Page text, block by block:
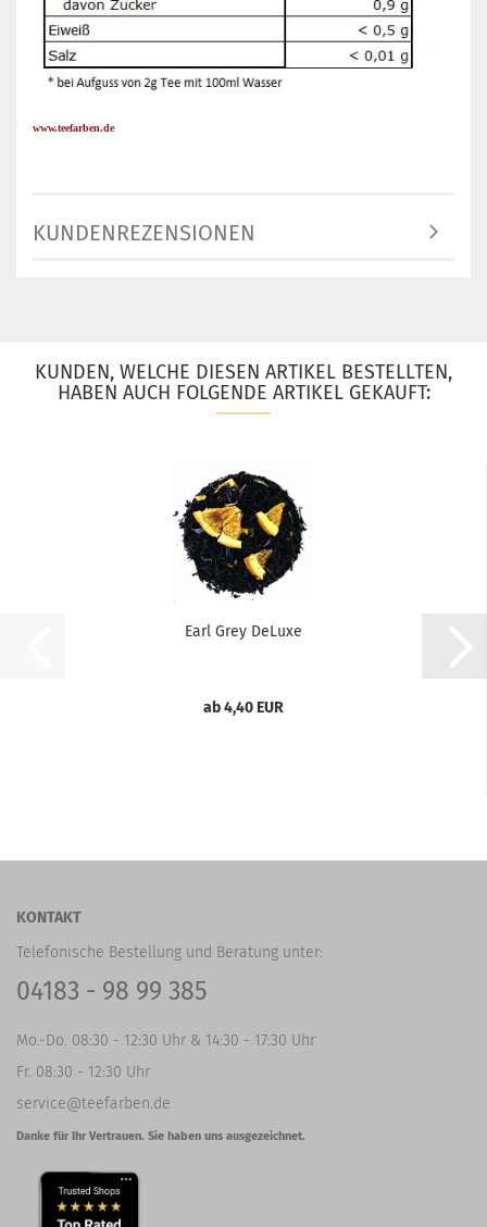
www.teefarben.de
KUNDENREZENSIONEN
KUNDEN, WELCHE DIESEN ARTIKEL BESTELLTEN,
HABEN AUCH FOLGENDE ARTIKEL GEKAUFT:
Earl Grey DeLuxe
ab 4,40 EUR
KONTAKT
Telefonische Bestellung und Beratung unter:
04183 - 98 99 385
Mo.-Do. 08:30 - 12:30 Uhr & 14:30 - 17:30 Uhr
Fr. 08:30 - 12:30 Uhr
service@teefarben.de
Danke für Ihr Vertrauen. Sie haben uns ausgezeichnet.